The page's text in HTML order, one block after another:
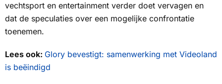
vechtsport en entertainment verder doet vervagen en
dat de speculaties over een mogelijke confrontatie
toenemen.
Lees ook: Glory bevestigt: samenwerking met Videoland
is beëindigd